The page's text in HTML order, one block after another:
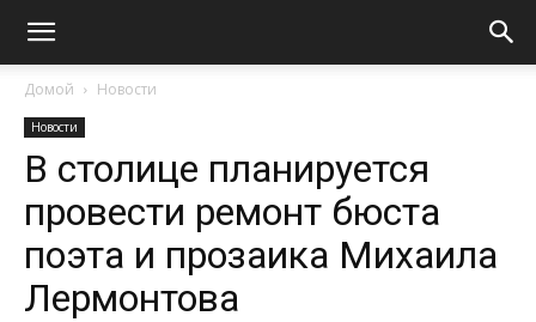
Домой Новости
Новости
В столице планируется
провести ремонт бюста
поэта и прозаика Михаила
Лермонтова